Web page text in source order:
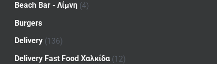
Beach Bar - Λίμνη (4)
Burgers
Delivery (136)
Delivery Fast Food Χαλκίδα (12)